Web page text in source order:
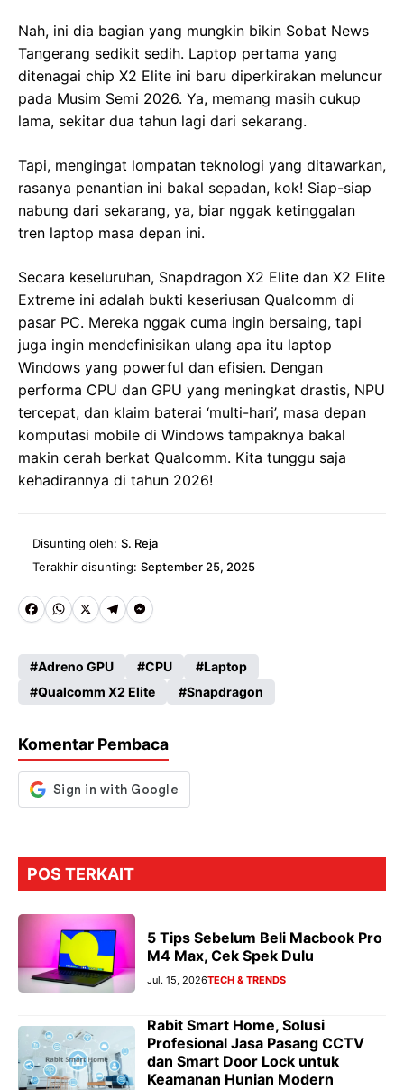
Nah, ini dia bagian yang mungkin bikin Sobat News
Tangerang sedikit sedih. Laptop pertama yang
ditenagai chip X2 Elite ini baru diperkirakan meluncur
pada Musim Semi 2026. Ya, memang masih cukup
lama, sekitar dua tahun lagi dari sekarang.
Tapi, mengingat lompatan teknologi yang ditawarkan,
rasanya penantian ini bakal sepadan, kok! Siap-siap
nabung dari sekarang, ya, biar nggak ketinggalan
tren laptop masa depan ini.
Secara keseluruhan, Snapdragon X2 Elite dan X2 Elite
Extreme ini adalah bukti keseriusan Qualcomm di
pasar PC. Mereka nggak cuma ingin bersaing, tapi
juga ingin mendefinisikan ulang apa itu laptop
Windows yang powerful dan efisien. Dengan
performa CPU dan GPU yang meningkat drastis, NPU
tercepat, dan klaim baterai ‘multi-hari’, masa depan
komputasi mobile di Windows tampaknya bakal
makin cerah berkat Qualcomm. Kita tunggu saja
kehadirannya di tahun 2026!
Disunting oleh: S. Reja
Terakhir disunting: September 25, 2025
Fa
b
o
k
W
ts
A
p
X
Te
gr
a
M
se
n
er
Adreno GPU CPU
Laptop
Qualcomm X2 Elite
Snapdragon
Komentar Pembaca
POS TERKAIT
5 Tips Sebelum Beli Macbook Pro
M4 Max, Cek Spek Dulu
Jul. 15, 2026TECH & TRENDS
Rabit Smart Home, Solusi
Profesional Jasa Pasang CCTV
dan Smart Door Lock untuk
Keamanan Hunian Modern